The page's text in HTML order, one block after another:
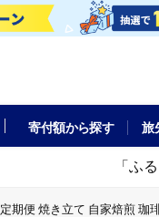
寄付額から探す 旅
「ふ
定期便 焼き立て 自家焙煎 珈